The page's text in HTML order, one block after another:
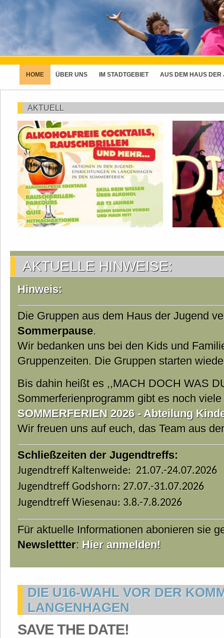
HOME ÜBER UNS IM STADTGEBIET AUS DEM HAUS DER
AKTUELL
AKTUELLE HINWEISE:
Hinweis:
Die Gruppen aus dem Haus der Jugend
Sommerpause.
Wir bedanken uns bei den Kids und
Gruppenzeiten. Die Gruppen starten
Bis dahin heißt es ,,MACH DOCH WAS
Sommerferienprogramm gibt es noch
SOMMERFERIEN 2026 - Abteilung
Wir freuen uns auf euch, das Team aus
Schließzeiten der Jugendtreffs:
Jugendtreff Kaltenweide: 21.07.-24.07.2026
Jugendtreff Godshorn: 27.07.-31.07.2026
Jugendtreff Wiesenau: 3.8.-7.8.2026
Für aktuelle Informationen abonieren sie
Newslettter: Hier anmelden!
DIE U16-WAHL VOR DER
LANGENHAGEN
SAVE THE DATE!